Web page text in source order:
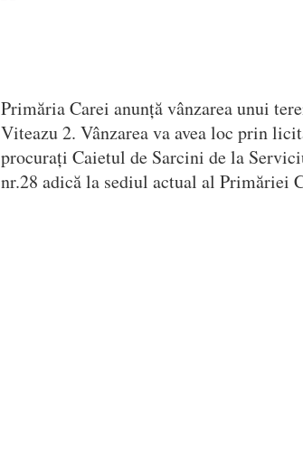
Primăria Carei anunță vânzarea unui
Viteazu 2. Vânzarea va avea loc prin
procurați Caietul de Sarcini de la
nr.28 adică la sediul actual al Primăriei